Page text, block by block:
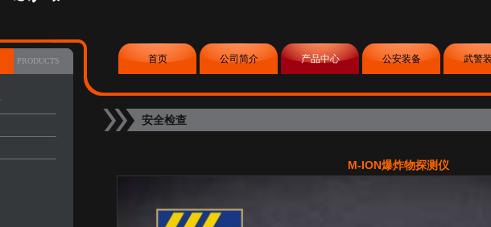
首页 公司简介 产品中心 公安装备 武警
安全检查
M-ION爆炸物探测仪
PRODUCTS